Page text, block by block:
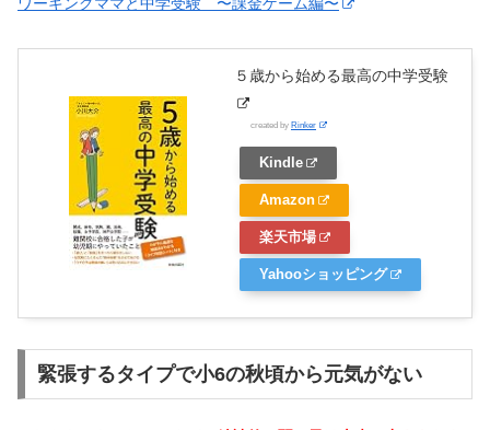
５歳から始める最高の中学受験
created by Rinker
Kindle
Amazon
楽天市場
Yahooショッピング
緊張するタイプで小6の秋頃から元気がない